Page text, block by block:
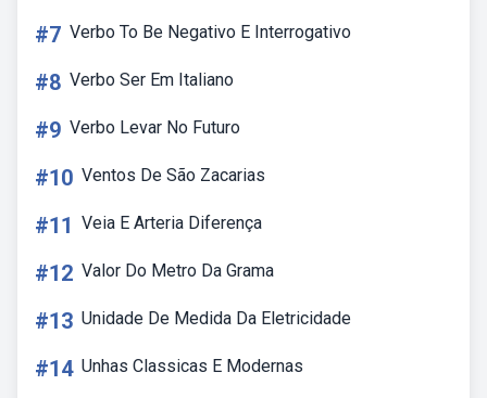
#7 Verbo To Be Negativo E Interrogativo
#8 Verbo Ser Em Italiano
#9 Verbo Levar No Futuro
#10 Ventos De São Zacarias
#11 Veia E Arteria Diferença
#12 Valor Do Metro Da Grama
#13 Unidade De Medida Da Eletricidade
#14 Unhas Classicas E Modernas